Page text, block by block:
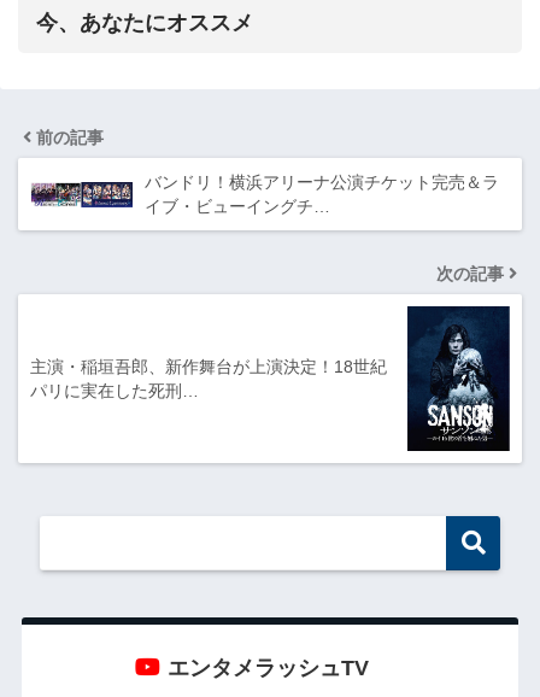
今、あなたにオススメ
前の記事
バンドリ！横浜アリーナ公演チケット完売＆ラ
イブ・ビューイングチ…
次の記事
主演・稲垣吾郎、新作舞台が上演決定！18世紀
パリに実在した死刑…
エンタメラッシュTV